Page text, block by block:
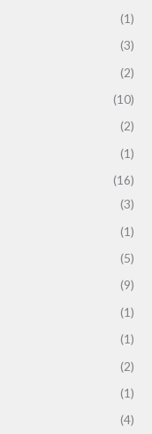
(1)
(3)
(2)
(10)
(2)
(1)
(16)
(3)
(1)
(5)
(9)
(1)
(1)
(2)
(1)
(4)